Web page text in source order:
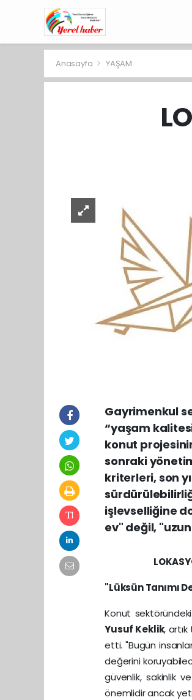
Anasayfa YAŞAM
Gayrimenkul
“yaşam
konut
sonraki
kriterleri, son
işlevselliğine
ev" değil,
"Lüksün Tanımı
Konut
Yusuf Keklik,
etti. "Bugün
değerini
güvenlik, sakinlik
önemlidir ancak